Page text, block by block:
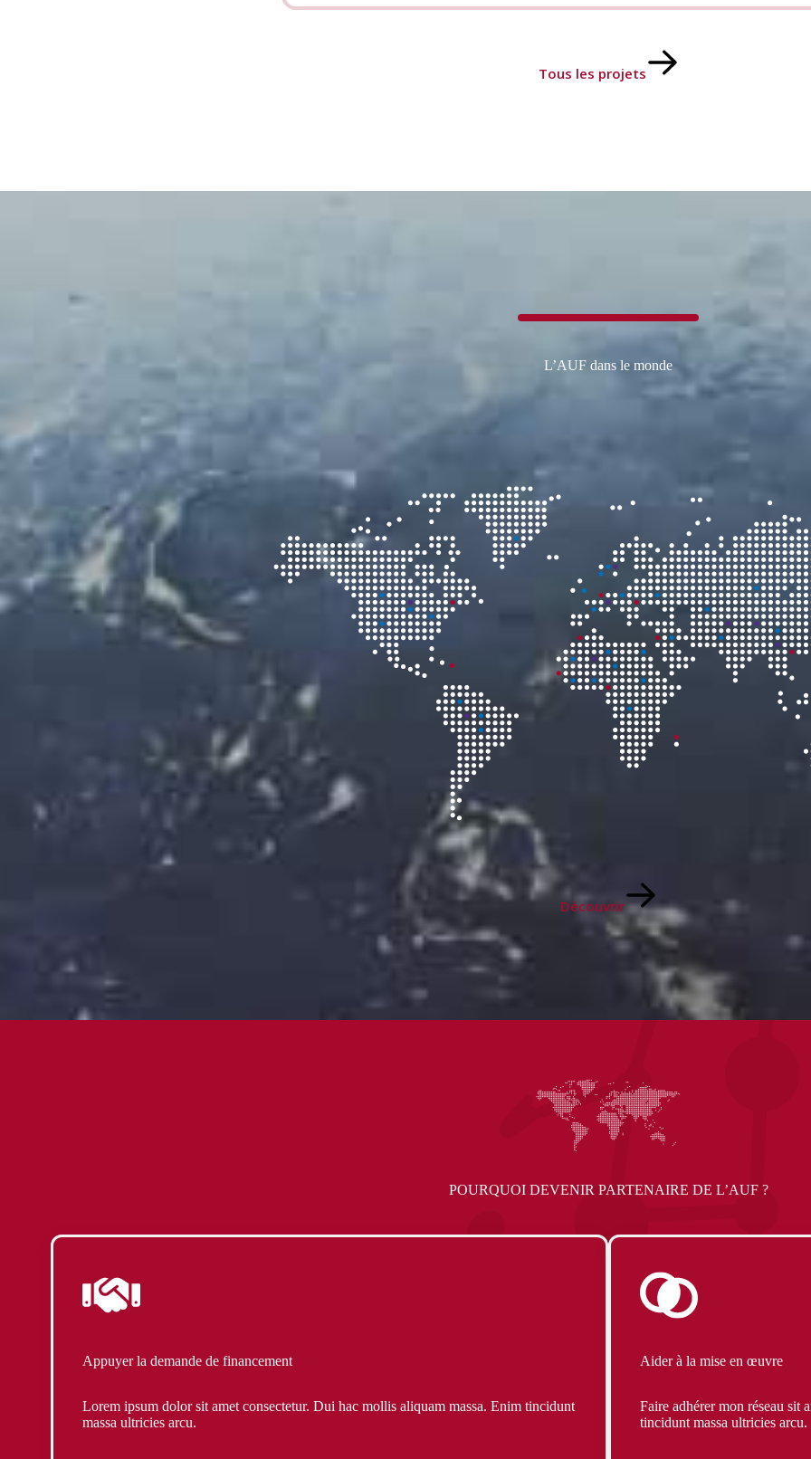
Tous les projets
L’AUF dans le monde
Découvrir
POURQUOI DEVENIR PARTENAIRE DE L’AUF ?
Appuyer la demande de financement
Lorem ipsum dolor sit amet consectetur. Dui hac mollis aliquam massa. Enim tincidunt
massa ultricies arcu.
Aider à la mise en œuvre
Faire adhérer mon réseau sit
tincidunt massa ultricies arcu.